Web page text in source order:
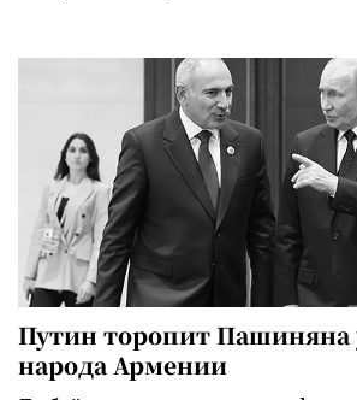
Путин торопит Пашиняна
народа Армении